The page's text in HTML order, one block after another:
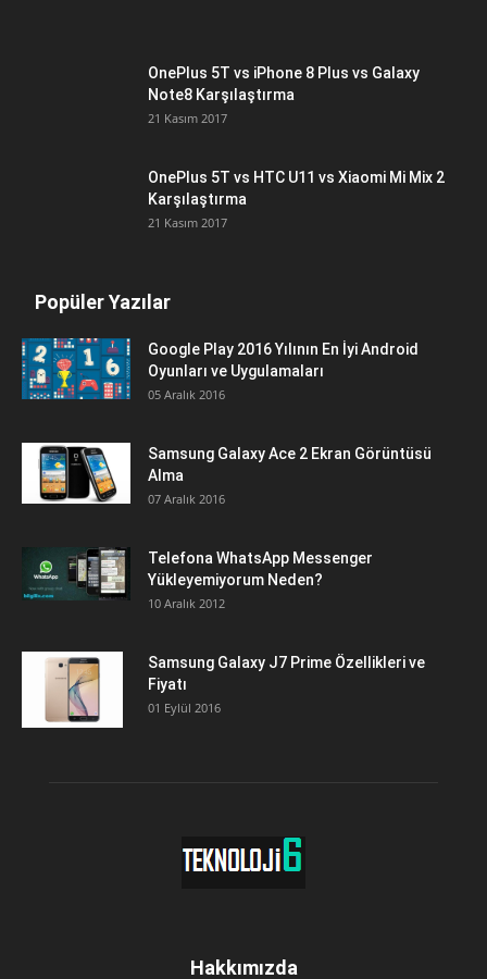
OnePlus 5T vs iPhone 8 Plus vs Galaxy
Note8 Karşılaştırma
21 Kasım 2017
OnePlus 5T vs HTC U11 vs Xiaomi Mi Mix 2
Karşılaştırma
21 Kasım 2017
Popüler Yazılar
Google Play 2016 Yılının En İyi Android
Oyunları ve Uygulamaları
05 Aralık 2016
Samsung Galaxy Ace 2 Ekran Görüntüsü
Alma
07 Aralık 2016
Telefona WhatsApp Messenger
Yükleyemiyorum Neden?
10 Aralık 2012
Samsung Galaxy J7 Prime Özellikleri ve
Fiyatı
01 Eylül 2016
Hakkımızda